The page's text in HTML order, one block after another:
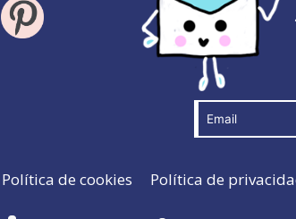
Política de cookies Política de